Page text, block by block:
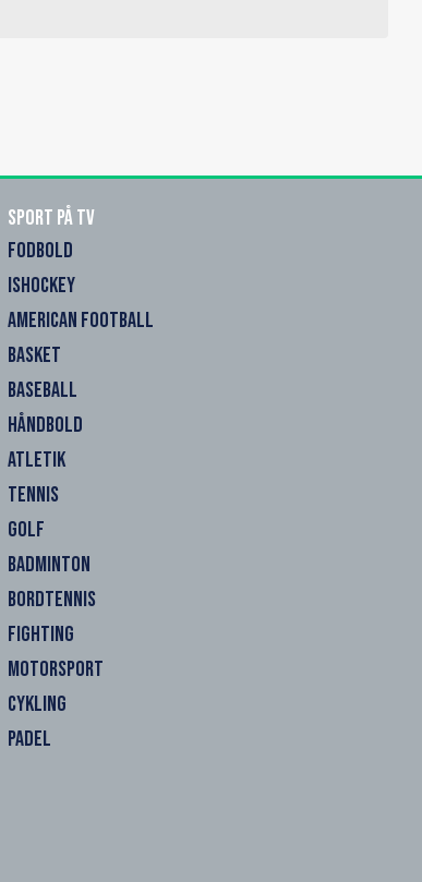
Sport på TV
FODBOLD
ISHOCKEY
AMERICAN FOOTBALL
BASKET
BASEBALL
HÅNDBOLD
ATLETIK
TENNIS
GOLF
BADMINTON
BORDTENNIS
FIGHTING
MOTORSPORT
CYKLING
PADEL